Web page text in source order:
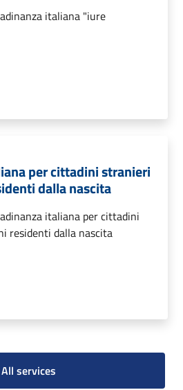
italiana "iure
per cittadini stranieri
dalla nascita
italiana per cittadini
residenti dalla nascita
All services